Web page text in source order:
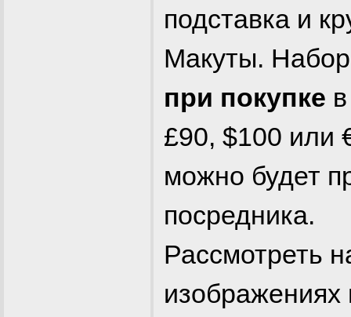
подставка и
Макуты.
при покупке
£90, $100 или
можно будет
посредника.
Рассмотреть
изображениях